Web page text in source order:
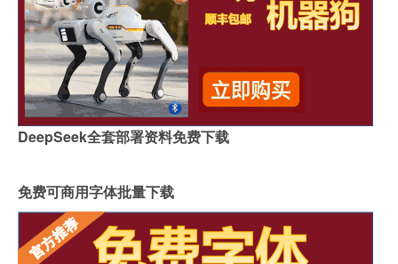
DeepSeek全套部署资料免费下载
免费可商用字体批量下载